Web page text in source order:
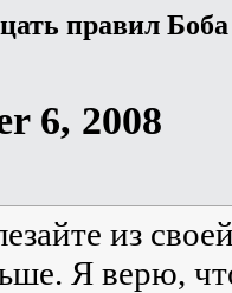
правил
6, 2008
из
Я верю,